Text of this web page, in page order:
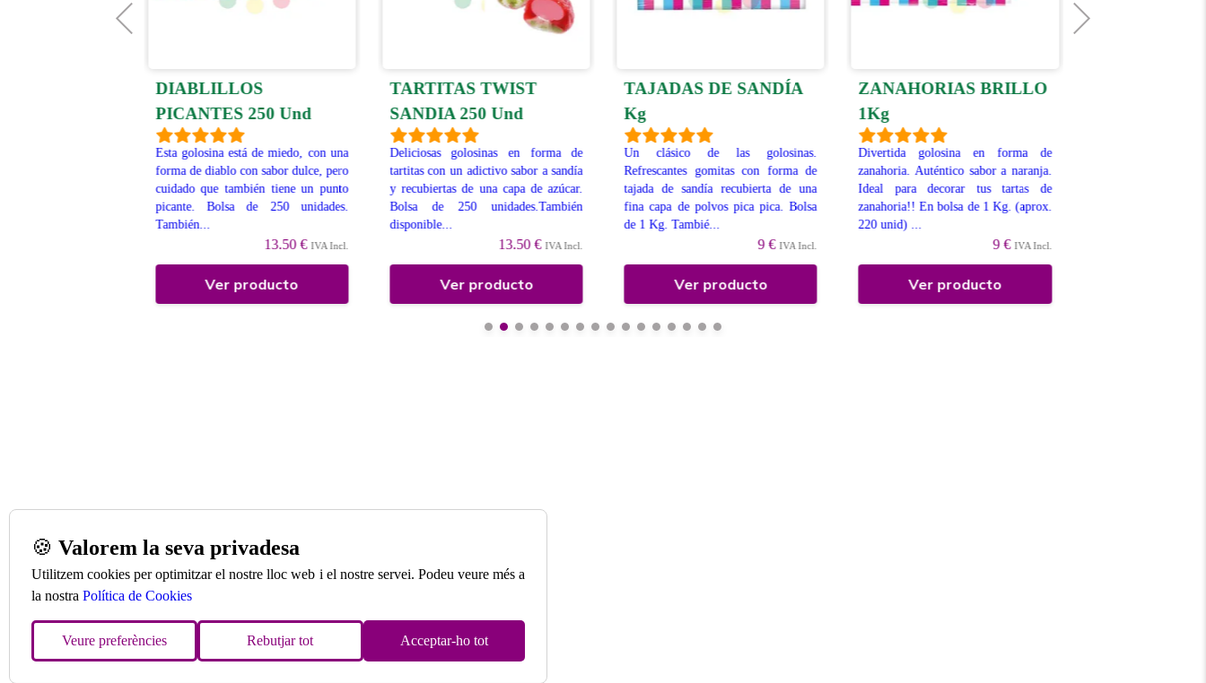
DIABLILLOS
PICANTES 250 Und
Esta golosina está de miedo, con una
forma de diablo con sabor dulce, pero
cuidado que también tiene un punto
picante. Bolsa de 250 unidades.
También...
13.50 € IVA Incl.
Ver producto
TARTITAS TWIST
SANDIA 250 Und
Deliciosas golosinas en forma de
tartitas con un adictivo sabor a sandía
y recubiertas de una capa de azúcar.
Bolsa de 250 unidades.También
disponible...
13.50 € IVA Incl.
Ver producto
TAJADAS DE SANDÍA
Kg
Un clásico de las golosinas.
Refrescantes gomitas con forma de
tajada de sandía recubierta de una
fina capa de polvos pica pica. Bolsa
de 1 Kg. Tambié...
9 € IVA Incl.
Ver producto
ZANAHORIAS BRILLO
1Kg
Divertida golosina en forma de
zanahoria. Auténtico sabor a naranja.
Ideal para decorar tus tartas de
zanahoria!! En bolsa de 1 Kg. (aprox.
220 unid) ...
9 € IVA Incl.
Ver producto
🍪 Valorem la seva privadesa
Utilitzem cookies per optimitzar el nostre lloc web i el nostre servei. Podeu veure més a
la nostra Política de Cookies
Veure preferències Rebutjar tot Acceptar-ho tot